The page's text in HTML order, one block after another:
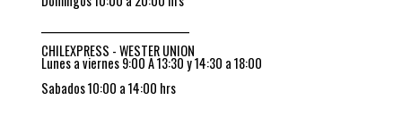
CHILEXPRESS - WESTER UNION
Lunes a viernes 9:00 A 13:30 y 14:30 a 18:00
Sabados 10:00 a 14:00 hrs